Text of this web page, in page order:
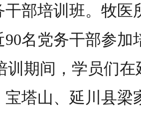
干部培训班。牧医
90名党务干部参加
训期间，学员们
宝塔山、延川县梁